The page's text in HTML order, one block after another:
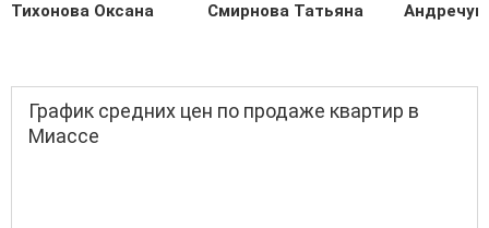
Тихонова Оксана Смирнова Татьяна Андречук
График средних цен по продаже квартир в
Миассе